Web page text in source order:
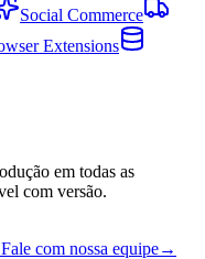
Social Commerce
Extensions
em todas as
com versão.
com nossa equipe→